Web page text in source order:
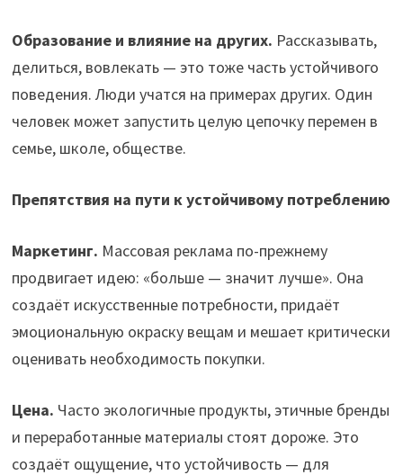
Образование и влияние на других. Рассказывать,
делиться, вовлекать — это тоже часть устойчивого
поведения. Люди учатся на примерах других. Один
человек может запустить целую цепочку перемен в
семье, школе, обществе.
Препятствия на пути к устойчивому потреблению
Маркетинг. Массовая реклама по-прежнему
продвигает идею: «больше — значит лучше». Она
создаёт искусственные потребности, придаёт
эмоциональную окраску вещам и мешает критически
оценивать необходимость покупки.
Цена. Часто экологичные продукты, этичные бренды
и переработанные материалы стоят дороже. Это
создаёт ощущение, что устойчивость — для